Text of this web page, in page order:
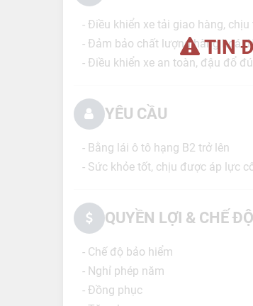
TIN
- Điều khiển xe tải giao hàng,
- Đảm bảo chất lượng hàng hoá
- Điều khiển xe an toàn, đậu đổ
YÊU CẦU
- Bằng lái ô tô hạng B2 trở lên
- Sức khỏe tốt, chịu được áp lực
QUYỀN LỢI & CHẾ ĐỘ
- Chế độ bảo hiểm
- Nghỉ phép năm
- Đồng phục